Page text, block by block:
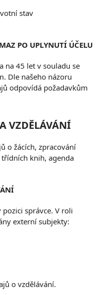
stav
PO UPLYNUTÍ ÚČELU
na 45 let v souladu se
Dle našeho názoru
odpovídá požadavkům
VZDĚLÁVÁNÍ
o žácích, zpracování
knih, agenda
správce. V roli
externí subjekty:
o vzdělávání.